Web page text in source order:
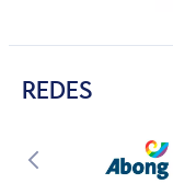
REDES